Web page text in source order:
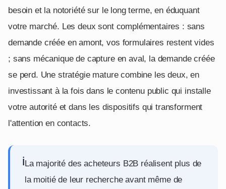
besoin et la notoriété sur le long terme, en éduquant
votre marché. Les deux sont complémentaires : sans
demande créée en amont, vos formulaires restent vides
; sans mécanique de capture en aval, la demande créée
se perd. Une stratégie mature combine les deux, en
investissant à la fois dans le contenu public qui installe
votre autorité et dans les dispositifs qui transforment
l'attention en contacts.
iLa majorité des acheteurs B2B réalisent plus de
la moitié de leur recherche avant même de